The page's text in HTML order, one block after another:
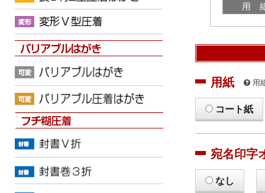
用
用紙 用
コート紙
宛名印字
なし